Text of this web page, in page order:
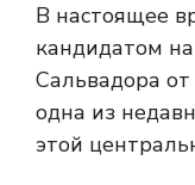
В настоящее
кандидатом
Сальвадора
одна из
этой